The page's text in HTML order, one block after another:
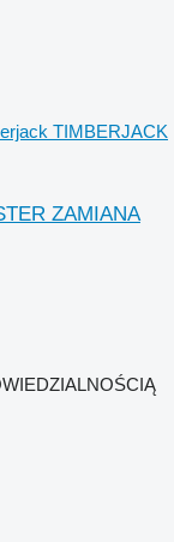
TIMBERJACK
ZAMIANA